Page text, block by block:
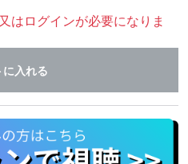
はログインが必要になりま
に入れる